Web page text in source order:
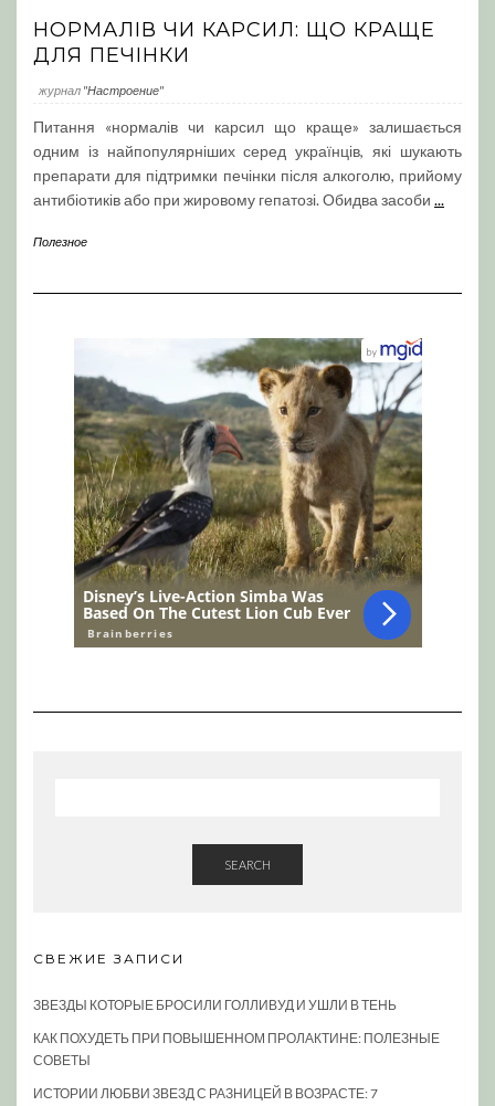
НОРМАЛІВ ЧИ КАРСИЛ: ЩО КРАЩЕ
ДЛЯ ПЕЧІНКИ
журнал "Настроение"
Питання «нормалів чи карсил що краще» залишається
одним із найпопулярніших серед українців, які шукають
препарати для підтримки печінки після алкоголю, прийому
антибіотиків або при жировому гепатозі. Обидва засоби ...
Полезное
SEARCH
СВЕЖИЕ ЗАПИСИ
ЗВЕЗДЫ КОТОРЫЕ БРОСИЛИ ГОЛЛИВУД И УШЛИ В ТЕНЬ
КАК ПОХУДЕТЬ ПРИ ПОВЫШЕННОМ ПРОЛАКТИНЕ: ПОЛЕЗНЫЕ
СОВЕТЫ
ИСТОРИИ ЛЮБВИ ЗВЕЗД С РАЗНИЦЕЙ В ВОЗРАСТЕ: 7